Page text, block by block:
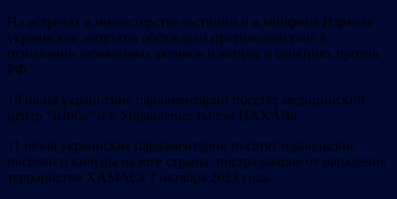
На встречах в министерстве юстиции и в минфине Израиля
украинские депутаты обсуждали противодействие в
отмывании незаконных активов и вопрос о санкциях против
РФ.
10 июня украинские парламентарии посетят медицинский
центр “Шиба” и в Управление тылом ЦАХАЛа.
11 июня украинские парламентарии посетят израильские
посёлки и кибуцы на юге страны, пострадавшие от нападения
террористов ХАМАСа 7 октября 2023 года.